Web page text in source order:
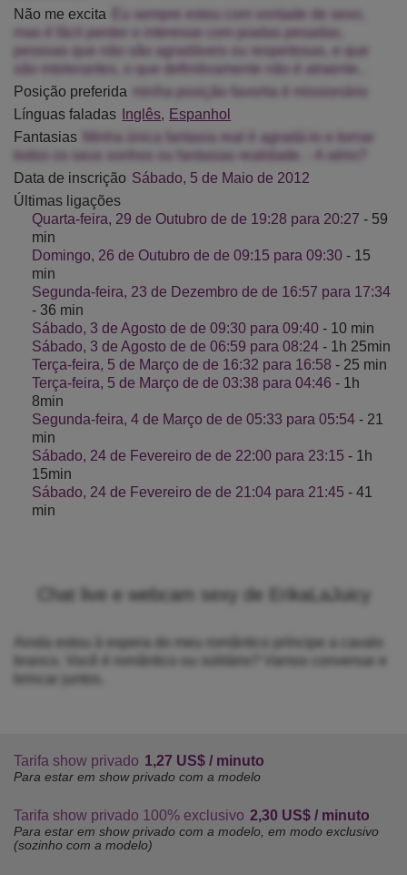
Não me excita
Eu sempre estou com vontade de sexo,
mas é fácil perder o interesse com piadas pesadas,
pessoas que não são agradáveis ou respeitosas, e que
são intolerantes, o que definitivamente não é atraente..
Posição preferida
minha posição favorita é missionário
Línguas faladas
Inglês
Espanhol
Fantasias
Minha única fantasia real é agradá-lo e tornar
todos os seus sonhos ou fantasias realidade. - A sério?
Data de inscrição Sábado, 5 de Maio de 2012
Últimas ligações
Quarta-feira, 29 de Outubro de de 19:28 para 20:27 - 59
min
Domingo, 26 de Outubro de de 09:15 para 09:30 - 15
min
Segunda-feira, 23 de Dezembro de de 16:57 para 17:34
- 36 min
Sábado, 3 de Agosto de de 09:30 para 09:40 - 10 min
Sábado, 3 de Agosto de de 06:59 para 08:24 - 1h 25min
Terça-feira, 5 de Março de de 16:32 para 16:58 - 25 min
Terça-feira, 5 de Março de de 03:38 para 04:46 - 1h
8min
Segunda-feira, 4 de Março de de 05:33 para 05:54 - 21
min
Sábado, 24 de Fevereiro de de 22:00 para 23:15 - 1h
15min
Sábado, 24 de Fevereiro de de 21:04 para 21:45 - 41
min
Chat live e webcam sexy de ErikaLaJuicy
Ainda estou à espera do meu romântico príncipe a cavalo
branco. Você é romântico ou solitário? Vamos conversar e
brincar juntos.
Tarifa show privado 1,27 US$ / minuto
Para estar em show privado com a modelo
Tarifa show privado 100% exclusivo 2,30 US$ / minuto
Para estar em show privado com a modelo, em modo exclusivo
(sozinho com a modelo)